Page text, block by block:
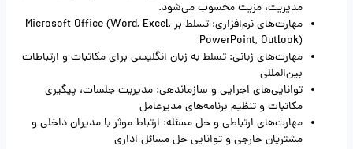
مدیریت، مزیت محسوب می‌شود.
مهارت‌های نرم‌افزاری: تسلط بر Microsoft Office (Word, Excel,
PowerPoint, Outlook)
مهارت‌های زبانی: تسلط به زبان انگلیسی برای مکاتبات و ارتباطات
بین‌المللی
توانایی‌های اجرایی و سازماندهی: مدیریت جلسات، پیگیری
مکاتبات و تنظیم برنامه‌های مدیرعامل
مهارت‌های ارتباطی و حل مسئله: ارتباط موثر با مدیران داخلی و
مشتریان خارجی و توانایی حل مسائل اداری